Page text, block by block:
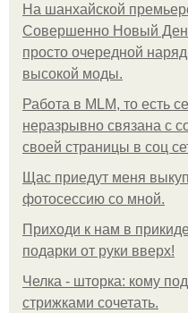
На шанхайской
Совершенно Новый
просто очередной
высокой моды.
Работа в MLM, то есть
неразрывно связана с
своей страницы в соц
Щас приедут меня
фотосессию со мной.
Приходи к нам в
подарки от руки вверх!
Челка - шторка: кому
стрижками сочетать.